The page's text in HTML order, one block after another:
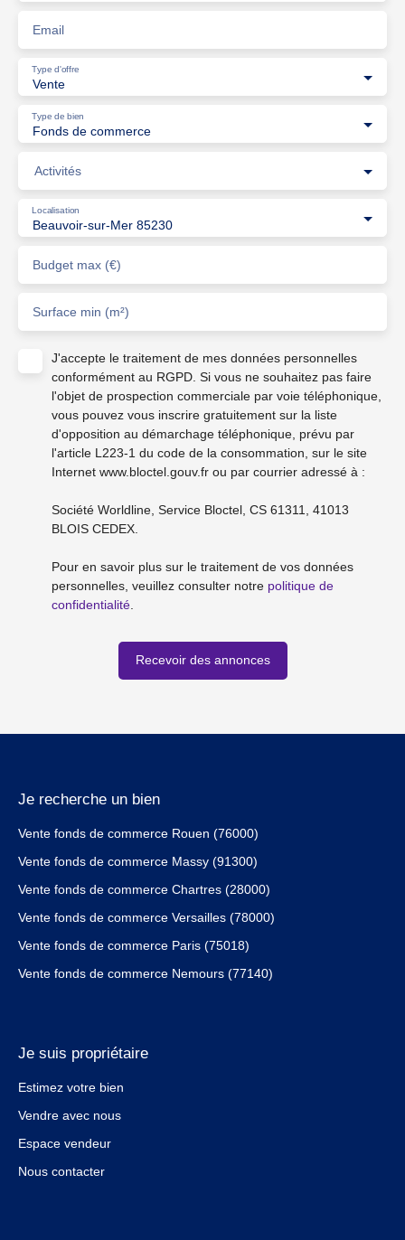
Email
Vente
Type d'offre
Fonds de commerce
Type de bien
Activités
Beauvoir-sur-Mer 85230
Localisation
Budget max (€)
Surface min (m²)
J'accepte le traitement de mes données personnelles
conformément au RGPD. Si vous ne souhaitez pas faire
l'objet de prospection commerciale par voie téléphonique,
vous pouvez vous inscrire gratuitement sur la liste
d'opposition au démarchage téléphonique, prévu par
l'article L223-1 du code de la consommation, sur le site
Internet www.bloctel.gouv.fr ou par courrier adressé à :
Société Worldline, Service Bloctel, CS 61311, 41013
BLOIS CEDEX.
Pour en savoir plus sur le traitement de vos données
personnelles, veuillez consulter notre politique de
confidentialité
Recevoir des annonces
Je recherche un bien
Vente fonds de commerce Rouen (76000)
Vente fonds de commerce Massy (91300)
Vente fonds de commerce Chartres (28000)
Vente fonds de commerce Versailles (78000)
Vente fonds de commerce Paris (75018)
Vente fonds de commerce Nemours (77140)
Je suis propriétaire
Estimez votre bien
Vendre avec nous
Espace vendeur
Nous contacter